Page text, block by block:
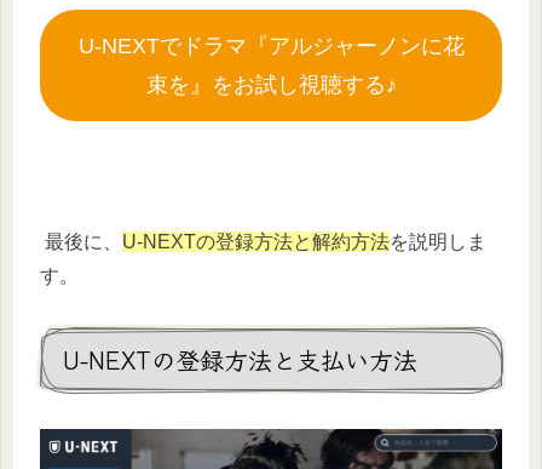
U-NEXTでドラマ『アルジャーノンに花
束を』をお試し視聴する♪
最後に、 U-NEXTの登録方法と解約方法を説明しま
す。
U-NEXTの登録方法と支払い方法